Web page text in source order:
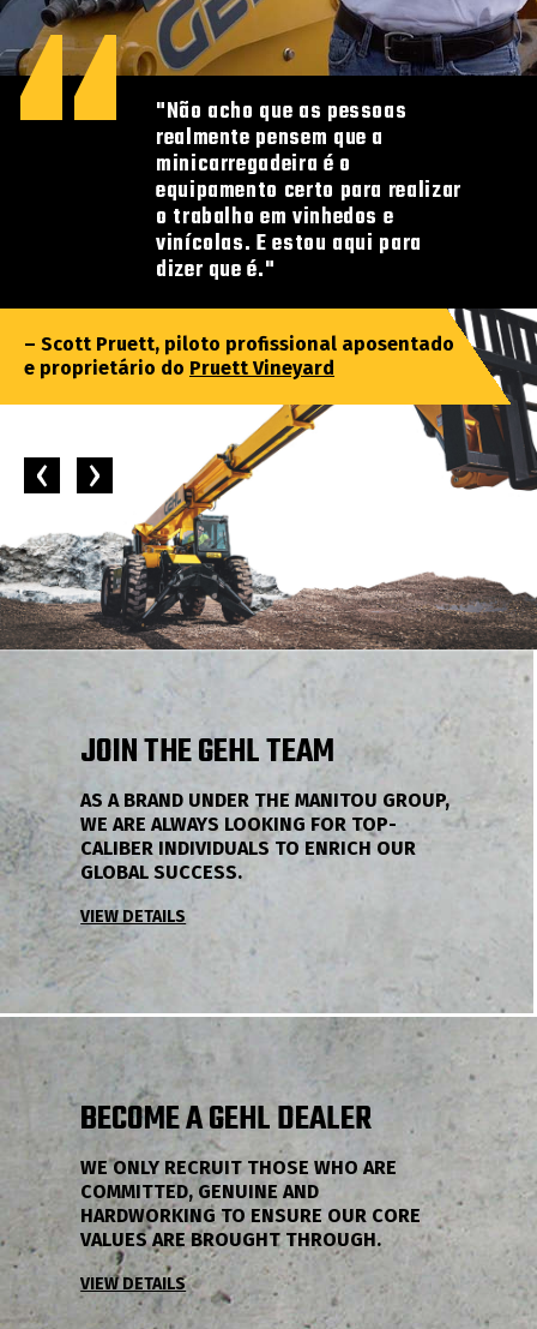
"Não acho que as pessoas
realmente pensem que a
minicarregadeira é o
equipamento certo para realizar
o trabalho em vinhedos e
vinícolas. E estou aqui para
dizer que é."
– Scott Pruett, piloto profissional aposentado
e proprietário do Pruett Vineyard
‹ ›
JOIN THE GEHL TEAM
AS A BRAND UNDER THE MANITOU GROUP,
WE ARE ALWAYS LOOKING FOR TOP-
CALIBER INDIVIDUALS TO ENRICH OUR
GLOBAL SUCCESS.
VIEW DETAILS
BECOME A GEHL DEALER
WE ONLY RECRUIT THOSE WHO ARE
COMMITTED, GENUINE AND
HARDWORKING TO ENSURE OUR CORE
VALUES ARE BROUGHT THROUGH.
VIEW DETAILS